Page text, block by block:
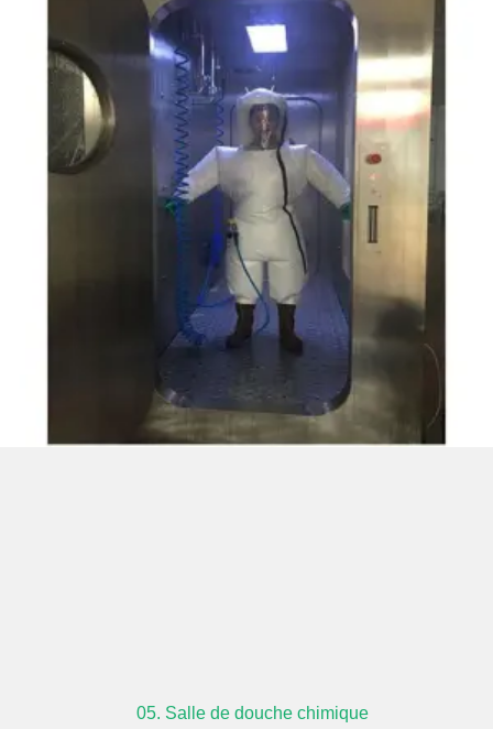
05. Salle de douche chimique